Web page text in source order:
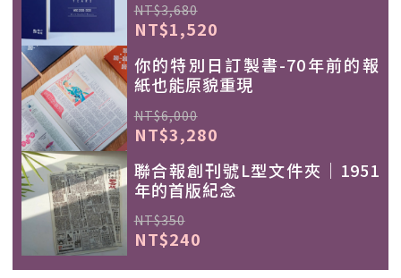
NT$3,680
NT$1,520
你的特別日訂製書-70年前的報
紙也能原貌重現
NT$6,000
NT$3,280
聯合報創刊號L型文件夾｜1951
年的首版紀念
NT$350
NT$240